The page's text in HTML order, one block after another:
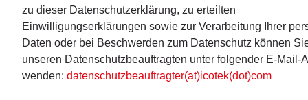
zu dieser Datenschutzerklärung, zu erteilten
Einwilligungserklärungen sowie zur Verarbeitung Ihrer
Daten oder bei Beschwerden zum Datenschutz können
unseren Datenschutzbeauftragten unter folgender E-Mail-
wenden: datenschutzbeauftragter(at)icotek(dot)com